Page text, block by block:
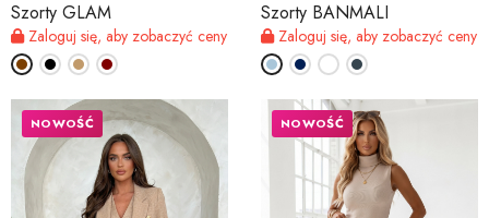
Szorty GLAM
Zaloguj się, aby zobaczyć ceny
Szorty BANMALI
Zaloguj się, aby zobaczyć ceny
NOWOŚĆ NOWOŚĆ